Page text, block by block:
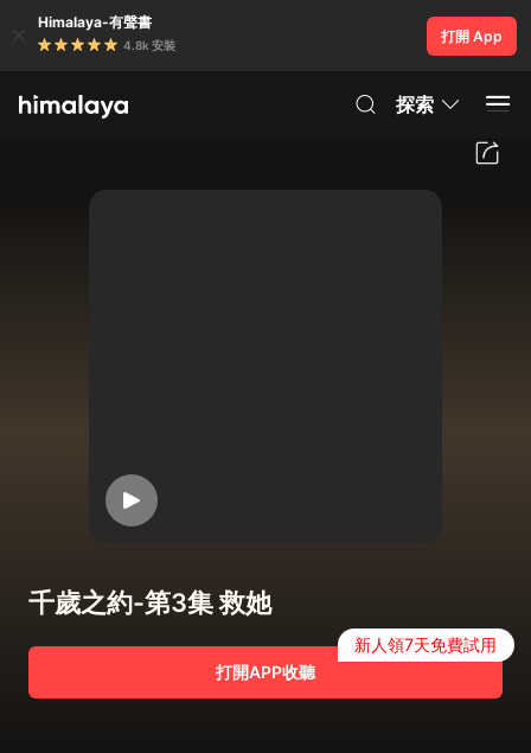
Himalaya-有聲書
4.8k 安裝
打開 App
探索
千歲之約-第3集 救她
打開APP收聽
新人領7天免費試用